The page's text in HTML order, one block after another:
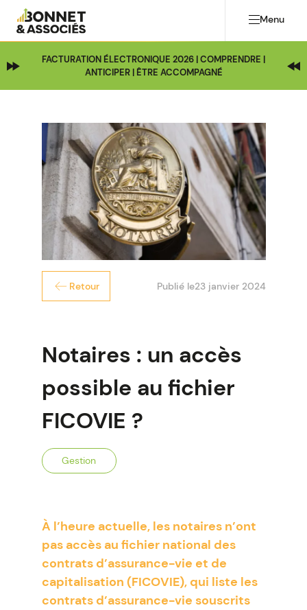
Menu
FACTURATION ÉLECTRONIQUE 2026 | COMPRENDRE |
ANTICIPER | ÊTRE ACCOMPAGNÉ
Retour Publié le23 janvier 2024
Notaires : un accès
possible au fichier
FICOVIE ?
Gestion
À l’heure actuelle, les notaires n’ont
pas accès au fichier national des
contrats d’assurance-vie et de
capitalisation (FICOVIE), qui liste les
contrats d’assurance-vie souscrits